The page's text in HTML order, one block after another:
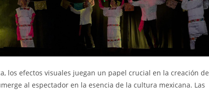
los efectos visuales juegan un papel crucial en la creación de
al espectador en la esencia de la cultura mexicana. Las